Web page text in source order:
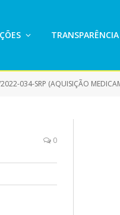
TRANSPARÊNCIA
034-SRP (AQUISIÇÃO
0